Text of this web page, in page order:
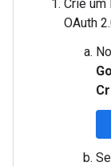
Crie um
OAuth